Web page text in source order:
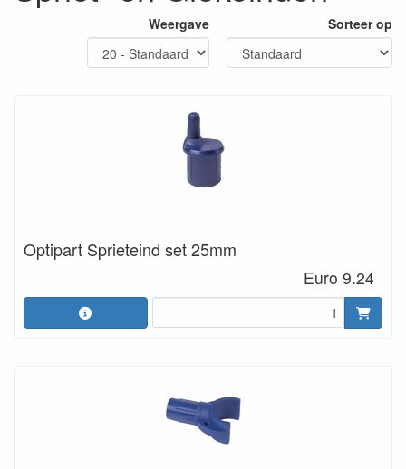
Weergave Sorteer op
Optipart Sprieteind set 25mm
Euro 9.24